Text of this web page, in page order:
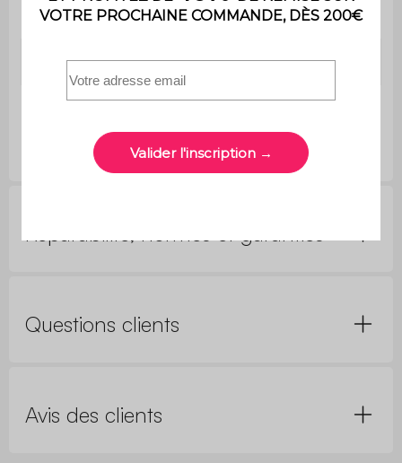
Usage
uniquement
Garantie 2 ans
Questions clients
Avis des clients